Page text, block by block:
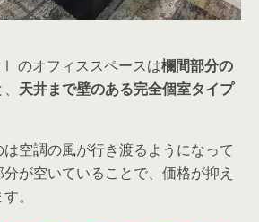
のオフィススペースは欄間部分の
天井まで壁のある完全個室タイプ
空調の風が行き渡るようになって
が空いていることで、価格が抑え
。